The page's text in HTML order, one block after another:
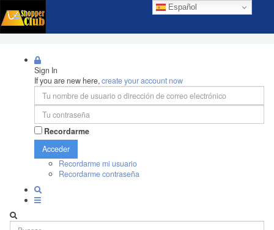
Español
Sign In
If you are new here,create your account now
Recordarme
Acceder
Recordarme mi usuario
Recordarme contraseña